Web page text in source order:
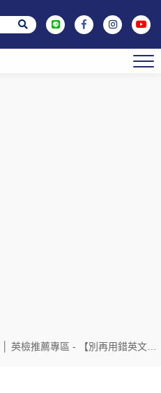
英檢推薦專區 - 【別再用錯英文！賴世雄教你英文不踩雷】